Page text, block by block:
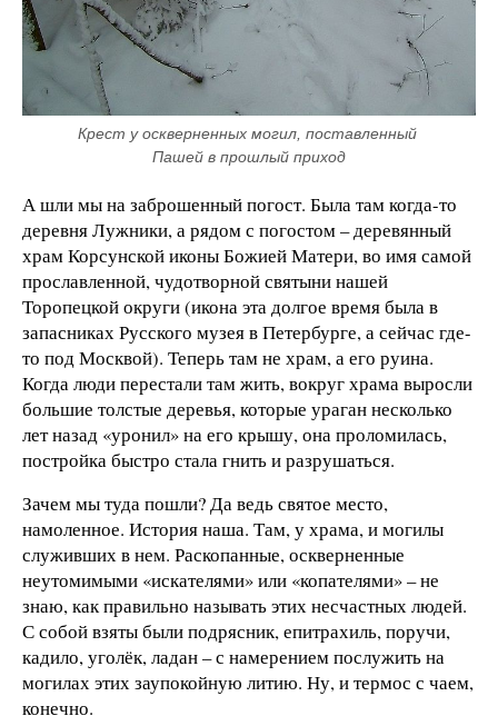
Крест у оскверненных могил, поставленный
Пашей в прошлый приход
А шли мы на заброшенный погост. Была там когда-то
деревня Лужники, а рядом с погостом – деревянный
храм Корсунской иконы Божией Матери, во имя самой
прославленной, чудотворной святыни нашей
Торопецкой округи (икона эта долгое время была в
запасниках Русского музея в Петербурге, а сейчас где-
то под Москвой). Теперь там не храм, а его руина.
Когда люди перестали там жить, вокруг храма выросли
большие толстые деревья, которые ураган несколько
лет назад «уронил» на его крышу, она проломилась,
постройка быстро стала гнить и разрушаться.
Зачем мы туда пошли? Да ведь святое место,
намоленное. История наша. Там, у храма, и могилы
служивших в нем. Раскопанные, оскверненные
неутомимыми «искателями» или «копателями» – не
знаю, как правильно называть этих несчастных людей.
С собой взяты были подрясник, епитрахиль, поручи,
кадило, уголёк, ладан – с намерением послужить на
могилах этих заупокойную литию. Ну, и термос с чаем,
конечно.